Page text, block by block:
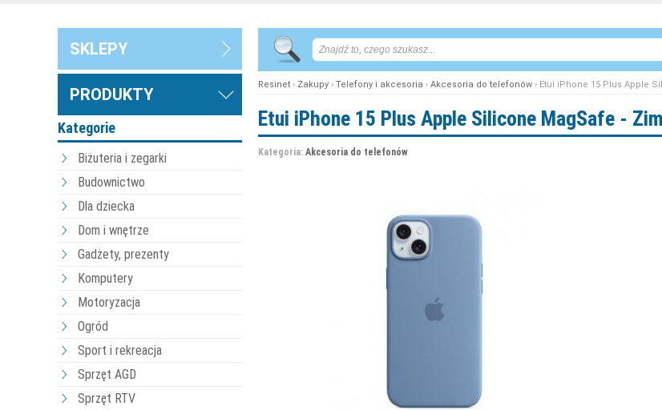
SKLEPY
PRODUKTY
Kategorie
Biżuteria i zegarki
Budownictwo
Dla dziecka
Dom i wnętrze
Gadżety, prezenty
Komputery
Motoryzacja
Ogród
Sport i rekreacja
Sprzęt AGD
Sprzęt RTV
Resinet › Zakupy › Telefony i akcesoria › Akcesoria do telefonów › Etui iPhone 15 Plus Apple
Etui iPhone 15 Plus Apple Silicone MagSafe -
Kategoria: Akcesoria do telefonów